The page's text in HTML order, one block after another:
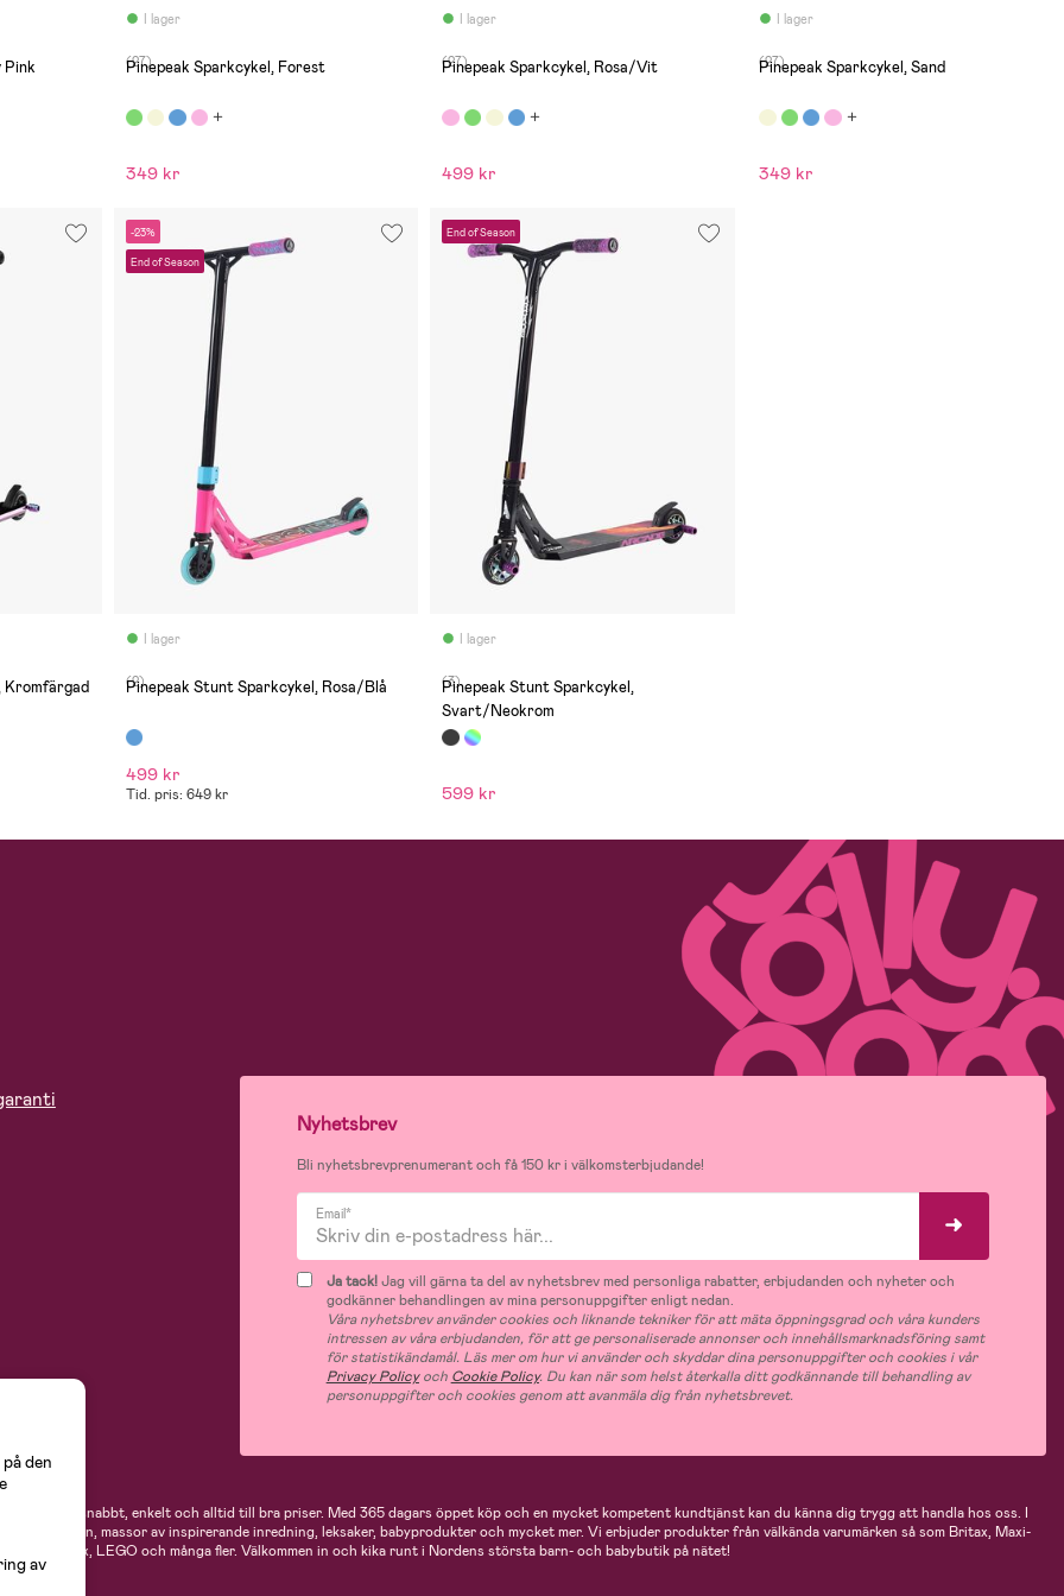
Pink
I lager
(27)
Pinepeak Sparkcykel, Forest
349 kr
I lager
(27)
Pinepeak Sparkcykel, Rosa/Vit
499 kr
I lager
(27)
Pinepeak Sparkcykel, Sand
349 kr
Kromfärgad
-23%
End of Season
I lager
(2)
Pinepeak Stunt Sparkcykel, Rosa/Blå
499 kr
Tid. pris: 649 kr
End of Season
I lager
(3)
Pinepeak Stunt Sparkcykel,
Svart/Neokrom
599 kr
Nyhetsbrev
Bli nyhetsbrevprenumerant och få 150 kr i välkomsterbjudande!
Email*
Ja tack!Jag vill gärna ta del av nyhetsbrev med personliga rabatter, erbjudanden och nyheter och
godkänner behandlingen av mina personuppgifter enligt nedan.
Våra nyhetsbrev använder cookies och liknande tekniker för att mäta öppningsgrad och våra kunders
intressen av våra erbjudanden, för att ge personaliserade annonser och innehållsmarknadsföring samt
för statistikändamål. Läs mer om hur vi använder och skyddar dina personuppgifter och cookies i vår
Privacy Policyoch Cookie Policy. Du kan när som helst återkalla ditt godkännande till behandling av
personuppgifter och cookies genom att avanmäla dig från nyhetsbrevet.
handlar du snabbt, enkelt och alltid till bra priser. Med 365 dagars öppet köp och en mycket kompetent kundtjänst kan du känna dig trygg att handla hos oss. I
mamman, massor av inspirerande inredning, leksaker, babyprodukter och mycket mer. Vi erbjuder produkter från välkända varumärken så som Britax, Maxi-
Cybex, LEGO och många fler. Välkommen in och kika runt i Nordens största barn- och babybutik på nätet!
den
av